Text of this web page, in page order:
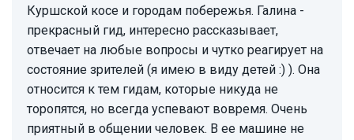
Куршской косе и городам побережья. Галина -
прекрасный гид, интересно рассказывает,
отвечает на любые вопросы и чутко реагирует на
состояние зрителей (я имею в виду детей :) ). Она
относится к тем гидам, которые никуда не
торопятся, но всегда успевают вовремя. Очень
приятный в общении человек. В ее машине не